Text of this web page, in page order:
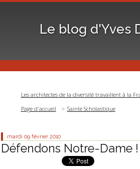
Le blog d'Yves
Les architectes de la diversité travaillent à la
Page d'accueil
Sainte Scholastique
mardi 09 février 2010
Défendons Notre-Dame !